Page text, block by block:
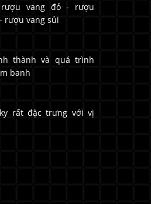
vang đỏ - rượu
rượu vang sủi
thành và quá trình
banh
rất đặc trưng với vị